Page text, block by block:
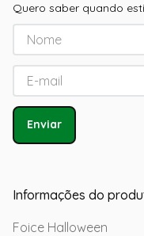
Quero saber quando
Enviar
Informações do
Foice Halloween